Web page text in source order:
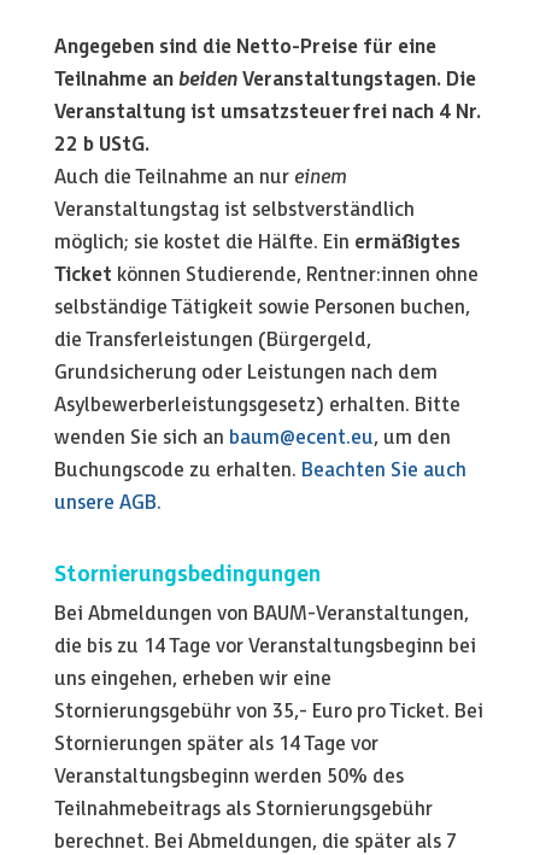
Angegeben sind die Netto-Preise für eine
Teilnahme an beidenVeranstaltungstagen. Die
Veranstaltung ist umsatzsteuerfrei nach 4 Nr.
22 b UStG.
Auch die Teilnahme an nur einem
Veranstaltungstag ist selbstverständlich
möglich; sie kostet die Hälfte. Ein ermäßigtes
Ticket können Studierende, Rentner:innen ohne
selbständige Tätigkeit sowie Personen buchen,
die Transferleistungen (Bürgergeld,
Grundsicherung oder Leistungen nach dem
Asylbewerberleistungsgesetz) erhalten. Bitte
wenden Sie sich an baum@ecent.eu, um den
Buchungscode zu erhalten. Beachten Sie auch
unsere AGB.
Stornierungsbedingungen
Bei Abmeldungen von BAUM-Veranstaltungen,
die bis zu 14 Tage vor Veranstaltungsbeginn bei
uns eingehen, erheben wir eine
Stornierungsgebühr von 35,- Euro pro Ticket. Bei
Stornierungen später als 14 Tage vor
Veranstaltungsbeginn werden 50% des
Teilnahmebeitrags als Stornierungsgebühr
berechnet. Bei Abmeldungen, die später als 7